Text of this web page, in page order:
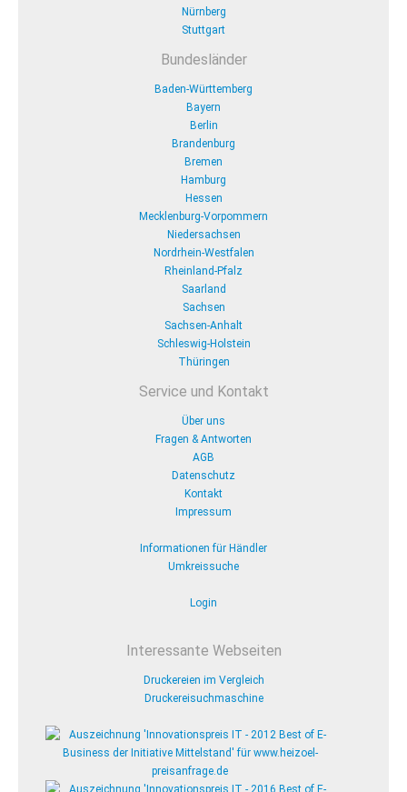
Nürnberg
Stuttgart
Bundesländer
Baden-Württemberg
Bayern
Berlin
Brandenburg
Bremen
Hamburg
Hessen
Mecklenburg-Vorpommern
Niedersachsen
Nordrhein-Westfalen
Rheinland-Pfalz
Saarland
Sachsen
Sachsen-Anhalt
Schleswig-Holstein
Thüringen
Service und Kontakt
Über uns
Fragen & Antworten
AGB
Datenschutz
Kontakt
Impressum
Informationen für Händler
Umkreissuche
Login
Interessante Webseiten
Druckereien im Vergleich
Druckereisuchmaschine